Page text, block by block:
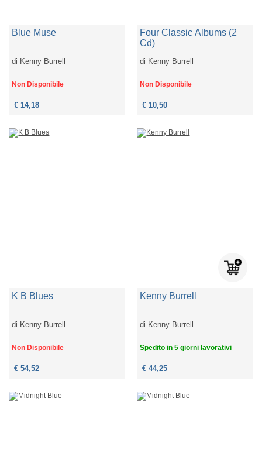
Blue Muse
di Kenny Burrell
Non Disponibile
€ 14,18
Four Classic Albums (2
Cd)
di Kenny Burrell
Non Disponibile
€ 10,50
K B Blues
di Kenny Burrell
Non Disponibile
€ 54,52
Kenny Burrell
di Kenny Burrell
Spedito in 5 giorni lavorativi
€ 44,25